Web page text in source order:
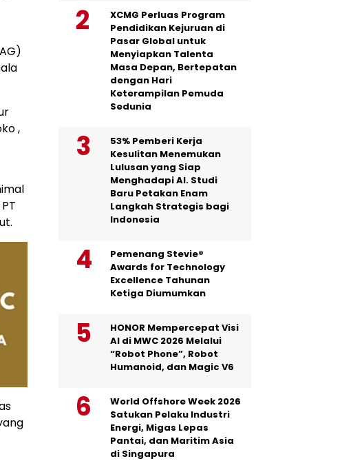
,
XCMG Perluas Program
Pendidikan Kejuruan di
Pasar Global untuk
Menyiapkan Talenta
Masa Depan, Bertepatan
dengan Hari
Keterampilan Pemuda
Sedunia
53% Pemberi Kerja
Kesulitan Menemukan
Lulusan yang Siap
Menghadapi AI. Studi
Baru Petakan Enam
Langkah Strategis bagi
Indonesia
Pemenang Stevie®
Awards for Technology
Excellence Tahunan
Ketiga Diumumkan
HONOR Mempercepat Visi
AI di MWC 2026 Melalui
“Robot Phone”, Robot
Humanoid, dan Magic V6
World Offshore Week 2026
Satukan Pelaku Industri
Energi, Migas Lepas
Pantai, dan Maritim Asia
di Singapura